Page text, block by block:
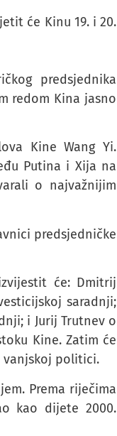
će Kinu 19. i 20.
predsjednika
redom Kina jasno
Kine Wang Yi.
Putina i Xija na
o najvažnijim
predsjedničke
će: Dmitrij
saradnji;
i Jurij Trutnev o
Kine. Zatim će
vanjskoj politici.
Prema riječima
kao dijete 2000.